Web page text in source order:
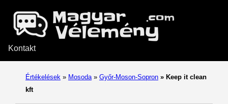
Kontakt
Értékelések » Mosoda » Győr-Moson-Sopron » Keep it clean
kft